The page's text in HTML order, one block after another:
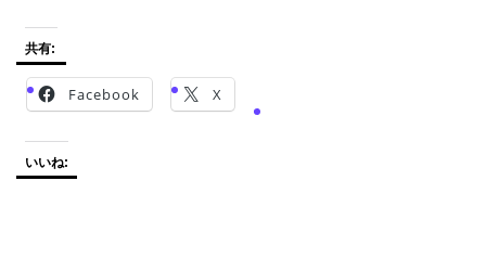
共有:
Facebook X
いいね: